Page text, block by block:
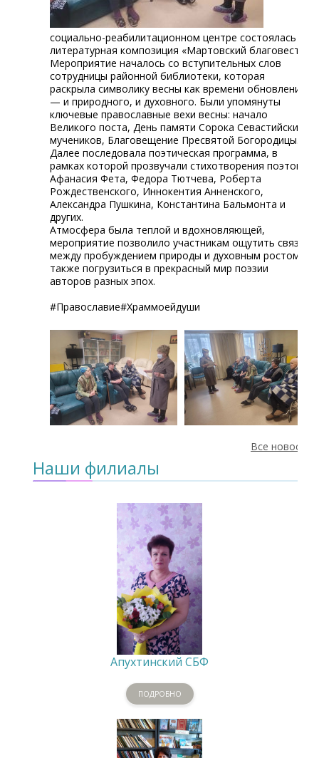
социально-реабилитационном центре состоялась
литературная композиция «Мартовский благовест».
Мероприятие началось со вступительных слов
сотрудницы районной библиотеки, которая
раскрыла символику весны как времени обновления
— и природного, и духовного. Были упомянуты
ключевые православные вехи весны: начало
Великого поста, День памяти Сорока Севастийских
мучеников, Благовещение Пресвятой Богородицы.
Далее последовала поэтическая программа, в
рамках которой прозвучали стихотворения поэтов:
Афанасия Фета, Федора Тютчева, Роберта
Рождественского, Иннокентия Анненского,
Александра Пушкина, Константина Бальмонта и
других.
Атмосфера была теплой и вдохновляющей,
мероприятие позволило участникам ощутить связь
между пробуждением природы и духовным ростом, а
также погрузиться в прекрасный мир поэзии
авторов разных эпох.
#Православие#Храммоейдуши
Все новости
Наши филиалы
Апухтинский СБФ
ПОДРОБНО